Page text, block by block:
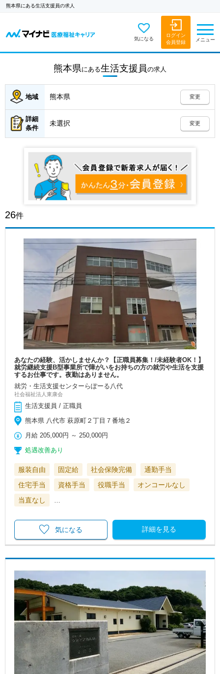
熊本県にある生活支援員の求人
気になる
ログイン
会員登録
メニュー
熊本県にある生活支援員の求人
地域 熊本県 変更
詳細
条件
未選択 変更
26件
あなたの経験、活かしませんか？【正職員募集！/未経験者OK！】
就労継続支援B型事業所で障がいをお持ちの方の就労や生活を支援
するお仕事です。夜勤はありません。
就労・生活支援センターらぽーる八代
社会福祉法人東康会
生活支援員 / 正職員
熊本県 八代市 萩原町２丁目７番地２
月給 205,000円 ～ 250,000円
処遇改善あり
服装自由 固定給 社会保険完備
通勤手当
住宅手当
資格手当 役職手当
オンコールなし
当直なし
詳細を見る
気になる